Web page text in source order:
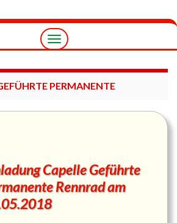
Navigation
PERMANENTE
Capelle Geführte
Rennrad am